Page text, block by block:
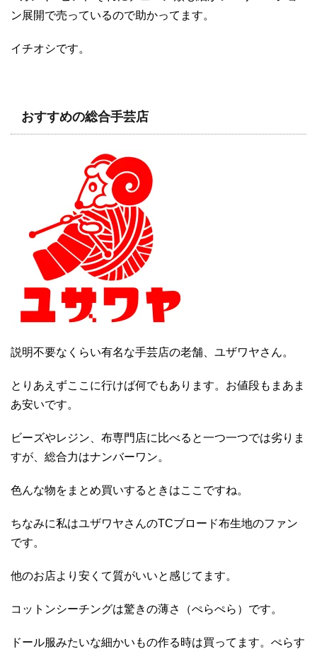
ン展開で売っているので助かってます。
イチオシです。
おすすめの総合手芸店
説明不要なくらい有名な手芸店の老舗、ユザワヤさん。
とりあえずここに行けば何でもあります。お値段もまあま
あ安いです。
ビーズやレジン、布専門店に比べると一つ一つでは劣りま
すが、総合力はナンバーワン。
色んな物をまとめ買いするときはここですね。
ちなみに私はユザワヤさんのTCブロード布生地のファン
です。
他のお店より安くて質がいいと感じてます。
コットンシーチングは驚きの薄さ（ぺらぺら）です。
ドール服みたいな細かいもの作る時は買ってます。ぺらす